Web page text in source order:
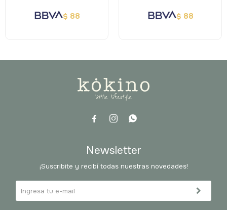
$ 88 $ 88
  
Newsletter
¡Suscribite y recibí todas nuestras novedades!